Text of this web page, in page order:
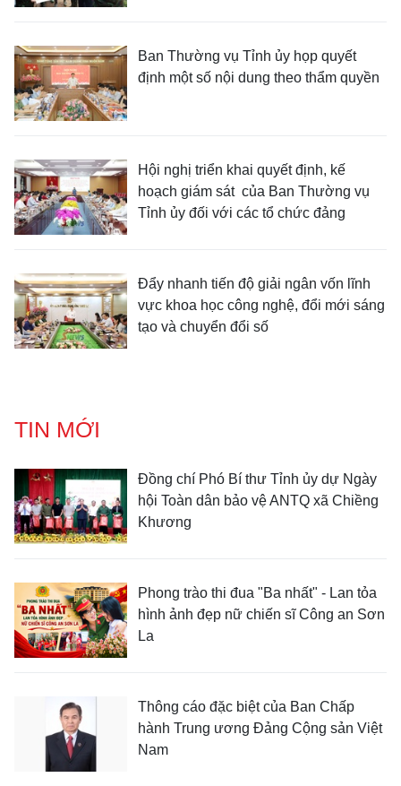
Ban Thường vụ Tỉnh ủy họp quyết
định một số nội dung theo thẩm quyền
Hội nghị triển khai quyết định, kế
hoạch giám sát của Ban Thường vụ
Tỉnh ủy đối với các tổ chức đảng
Đẩy nhanh tiến độ giải ngân vốn lĩnh
vực khoa học công nghệ, đổi mới sáng
tạo và chuyển đổi số
TIN MỚI
Đồng chí Phó Bí thư Tỉnh ủy dự Ngày
hội Toàn dân bảo vệ ANTQ xã Chiềng
Khương
Phong trào thi đua "Ba nhất" - Lan tỏa
hình ảnh đẹp nữ chiến sĩ Công an Sơn
La
Thông cáo đặc biệt của Ban Chấp
hành Trung ương Đảng Cộng sản Việt
Nam